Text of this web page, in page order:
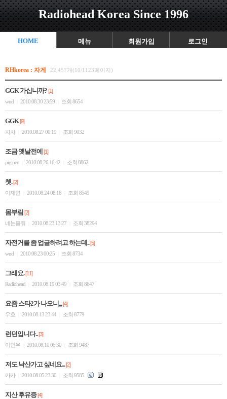
Radiohead Korea Since 1996
HOME 메뉴 회원가입 로그인
RHkorea : 자게 22,457개(10/1123페이지)
GGK 가십니까?[1]
wud
2010.08.30 23:59 조회 8654
GGK[9]
차차
2010.08.27 00:19 조회 9032
조금 옛날전에 [1]
pig pen
2010.08.26 16:42 조회 8862
쳇.[2]
이재연
2010.08.24 08:18 조회 8549
몸부림 [2]
네눈을줘
2010.08.23 13:27 조회 38294
자전거를 좀 업글하려고 하는데..[5]
wud
2010.08.23 00:25 조회 8734
그래요.[11]
Radiohead
2010.08.19 03:49 조회 8647
요즘 스타2가 나오니,,,[4]
우호
2010.08.13 23:44 조회 8779
런던입니다..[3]
이인우
2010.08.10 05:30 조회 9487
저도 낙산가고 싶네요...[2]
카카
2010.08.05 23:30 조회 9585
지산 후유증[4]